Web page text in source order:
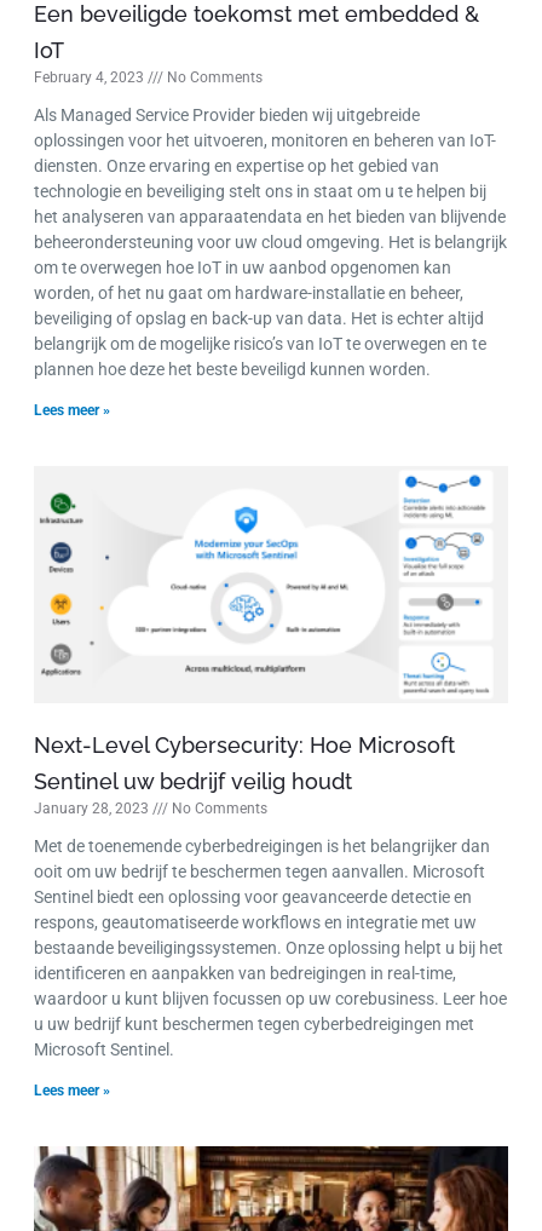
Een beveiligde toekomst met embedded &
IoT
February 4, 2023 No Comments
Als Managed Service Provider bieden wij uitgebreide
oplossingen voor het uitvoeren, monitoren en beheren van IoT-
diensten. Onze ervaring en expertise op het gebied van
technologie en beveiliging stelt ons in staat om u te helpen bij
het analyseren van apparaatendata en het bieden van blijvende
beheerondersteuning voor uw cloud omgeving. Het is belangrijk
om te overwegen hoe IoT in uw aanbod opgenomen kan
worden, of het nu gaat om hardware-installatie en beheer,
beveiliging of opslag en back-up van data. Het is echter altijd
belangrijk om de mogelijke risico’s van IoT te overwegen en te
plannen hoe deze het beste beveiligd kunnen worden.
Lees meer »
Next-Level Cybersecurity: Hoe Microsoft
Sentinel uw bedrijf veilig houdt
January 28, 2023 No Comments
Met de toenemende cyberbedreigingen is het belangrijker dan
ooit om uw bedrijf te beschermen tegen aanvallen. Microsoft
Sentinel biedt een oplossing voor geavanceerde detectie en
respons, geautomatiseerde workflows en integratie met uw
bestaande beveiligingssystemen. Onze oplossing helpt u bij het
identificeren en aanpakken van bedreigingen in real-time,
waardoor u kunt blijven focussen op uw corebusiness. Leer hoe
u uw bedrijf kunt beschermen tegen cyberbedreigingen met
Microsoft Sentinel.
Lees meer »